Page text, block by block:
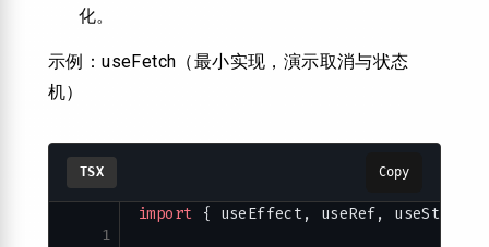
化。
示例：useFetch（最小实现，演示取消与状态
机）
TSX Copy
1
import { useEffect, useRef, useState